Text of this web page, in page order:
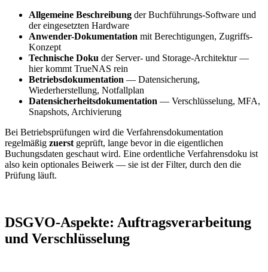
Allgemeine Beschreibung der Buchführungs-Software und
der eingesetzten Hardware
Anwender-Dokumentation mit Berechtigungen, Zugriffs-
Konzept
Technische Doku der Server- und Storage-Architektur —
hier kommt TrueNAS rein
Betriebsdokumentation — Datensicherung,
Wiederherstellung, Notfallplan
Datensicherheitsdokumentation — Verschlüsselung, MFA,
Snapshots, Archivierung
Bei Betriebsprüfungen wird die Verfahrensdokumentation
regelmäßig zuerst geprüft, lange bevor in die eigentlichen
Buchungsdaten geschaut wird. Eine ordentliche Verfahrensdoku ist
also kein optionales Beiwerk — sie ist der Filter, durch den die
Prüfung läuft.
DSGVO-Aspekte: Auftragsverarbeitung
und Verschlüsselung